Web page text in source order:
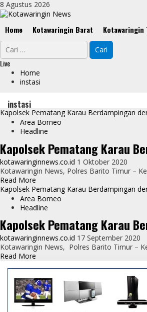
Skip
to
8 Agustus 2026
Menu
Home Kotawaringin Barat Kotawaringin
Cari
untuk:
Live
Home
instasi
instasi
Kapolsek Pematang Karau Berdampingan
Area Borneo
Headline
Kapolsek Pematang Karau
kotawaringinnews.co.id 1 Oktober 2020
Kotawaringin News, Polres Barito Timur –
Read More
more
about
Kapolsek
Karau
Berdampingan
dengan
instasi
laksanakan
Kegiatan
Ops
Yustisi
Kapolsek Pematang Karau Berdampingan
Area Borneo
Headline
Kapolsek Pematang Karau
kotawaringinnews.co.id 17 September 2020
Kotawaringin News, Polres Barito Timur –
Read More
Kapolsek
Pematang
Karau